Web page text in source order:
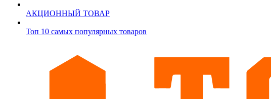
АКЦИОННЫЙ ТОВАР
Топ 10 самых популярных товаров